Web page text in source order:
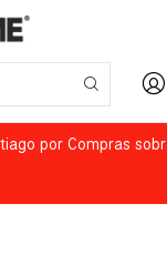
por Compras